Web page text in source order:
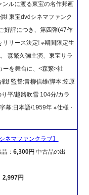
ンルに渡る東宝の名作邦画
! 東宝dvdシネマファンク
好評につき、第四弾(47作
リース決定! ※期間限定生
森繁久彌主演、東宝サラ
ーを舞台に、<森繁>社
! 監督:青柳信雄/脚本:笠原
平/越路吹雪 104分/カラ
幕:日本語/1959年 ※仕様・
ネマファンクラブ】
品：6,300円 中古品の出
2,997円